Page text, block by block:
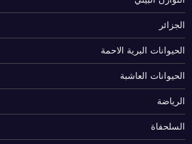
الجزائر
الحيوانات البرية الاحمة
الحيوانات العاشبة
الرياضة
السلحفاة